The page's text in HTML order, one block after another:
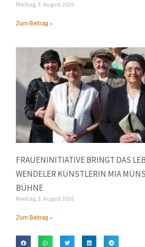
Montag, 3. August 2026
Zum Beitrag »
FRAUENINITIATIVE BRINGT DAS
WENDELER KÜNSTLERIN MIA
BÜHNE
Montag, 3. August 2026
Zum Beitrag »